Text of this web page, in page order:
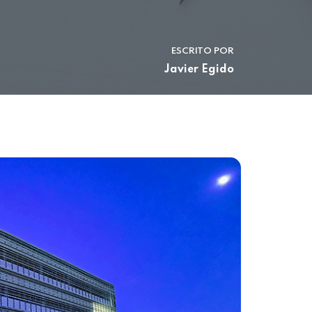
ESCRITO POR
Javier Egido